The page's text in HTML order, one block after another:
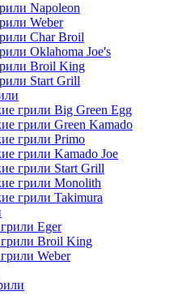
Napoleon
Weber
Char Broil
Oklahoma Joe's
Broil King
Start Grill
грили Big Green Egg
грили Green Kamado
грили Primo
грили Kamado Joe
грили Start Grill
грили Monolith
грили Takimura
Eger
Broil King
Weber